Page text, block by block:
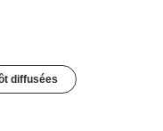
diffusées